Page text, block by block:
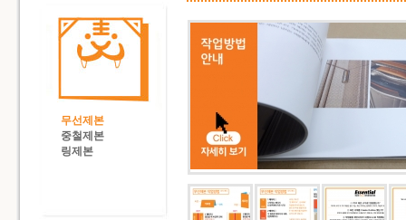
무선제본
중철제본
링제본